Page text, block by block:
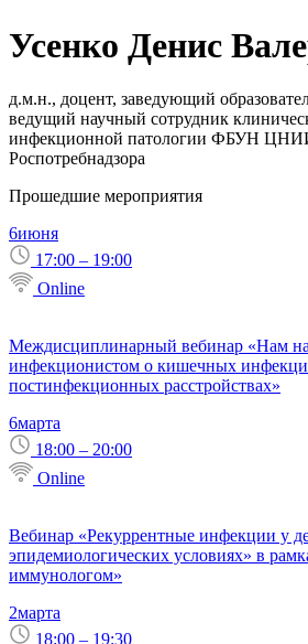
Усенко Денис
д.м.н., доцент, заведующий
ведущий научный сотрудник
инфекционной патологии ФБУН
Роспотребнадзора
Прошедшие мероприятия
6июня
17:00 – 19:00
Online
Междисциплинарный вебинар «Нам
инфекционистом о кишечных
постинфекционных расстройствах»
6марта
18:00 – 20:00
Online
Вебинар «Рекуррентные инфекции у
эпидемиологических условиях» в
иммунологом»
2марта
18:00 – 19:30